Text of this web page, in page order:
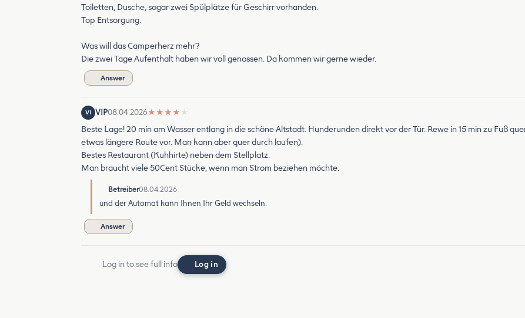
Toiletten, Dusche, sogar zwei Spülplätze für Geschirr vorhanden.
Top Entsorgung.
Was will das Camperherz mehr?
Die zwei Tage Aufenthalt haben wir voll genossen. Da kommen wir gerne wieder.
Answer
VI VIP08.04.2026★ ★ ★ ★ ★
Beste Lage! 20 min am Wasser entlang in die schöne Altstadt. Hunderunden direkt vor der Tür. Rewe in 15 min zu Fuß
etwas längere Route vor. Man kann aber quer durch laufen).
Bestes Restaurant (Kuhhirte) neben dem Stellplatz.
Man braucht viele 50Cent Stücke, wenn man Strom beziehen möchte.
Betreiber08.04.2026
und der Automat kann Ihnen Ihr Geld wechseln.
Answer
Log in to see full info Log in